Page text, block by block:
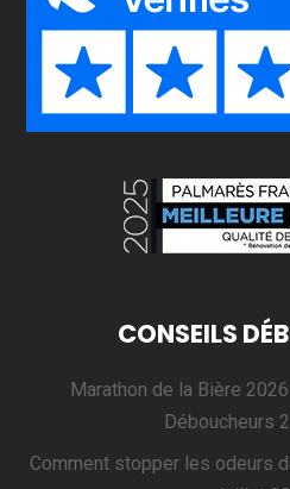
CONSEILS
Marathon de la Bière
Déboucheurs
Comment stopper les odeurs